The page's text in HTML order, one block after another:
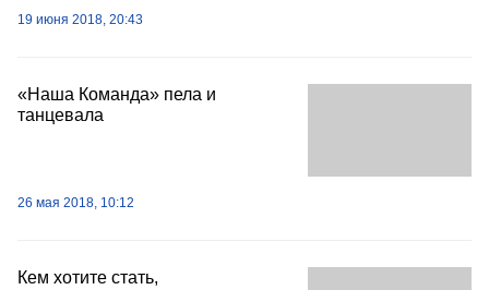
19 июня 2018, 20:43
«Наша Команда» пела и
танцевала
26 мая 2018, 10:12
Кем хотите стать,